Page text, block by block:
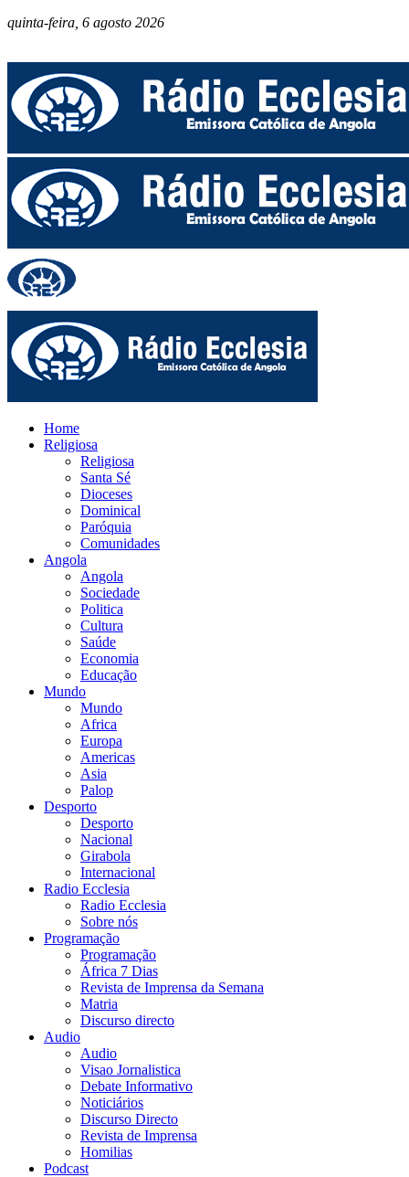
quinta-feira, 6 agosto 2026
Home
Religiosa
Religiosa
Santa Sé
Dioceses
Dominical
Paróquia
Comunidades
Angola
Angola
Sociedade
Politica
Cultura
Saúde
Economia
Educação
Mundo
Mundo
Africa
Europa
Americas
Asia
Palop
Desporto
Desporto
Nacional
Girabola
Internacional
Radio Ecclesia
Radio Ecclesia
Sobre nós
Programação
Programação
África 7 Dias
Revista de Imprensa da Semana
Matria
Discurso directo
Audio
Audio
Visao Jornalistica
Debate Informativo
Noticiários
Discurso Directo
Revista de Imprensa
Homilias
Podcast